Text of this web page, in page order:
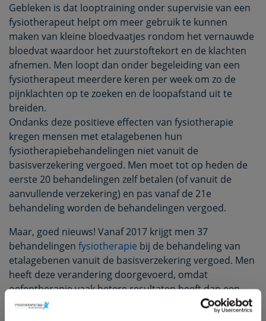
Gebleken is dat looptraining onder supervisie van een
fysiotherapeut helpt om meer gebruik te kunnen
maken van kleine bloedvaatjes rondom het vernauwde
bloedvat waardoor het zuurstoftekort en de klachten
afnemen. Men loopt dan onder begeleiding van een
fysiotherapeut meerdere keren per week om zo de
pijnklachten op te zoeken en de loopafstand uit te
breiden.
Ondanks deze positieve effecten van fysiotherapie
kregen mensen met etalagebenen hun
fysiotherapiebehandelingen niet vanuit de
basisverzekering vergoed. Men moet tot op heden de
eerste 20 behandelingen zelf betalen (of vanuit de
aanvullende verzekering) en pas vanaf de 21e
behandeling worden de behandelingen vergoed.
Maar, goed nieuws! Vanaf 2017 krijgt men 37
behandelingen fysiotherapie bij de behandeling van
etalagebenen vanuit de basisverzekering vergoed. Men
heeft deze verandering doorgevoerd, omdat
oefentherapie vaak betere resultaten heeft dan een
operatie waarbij ze de vaten herstellen. Echter, door de
beperkte verzekering voor fysiotherapie werd hier nu